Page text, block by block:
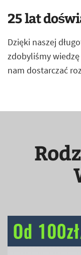
25 lat
Dzięki naszej
zdobyliśmy
nam dostarczać